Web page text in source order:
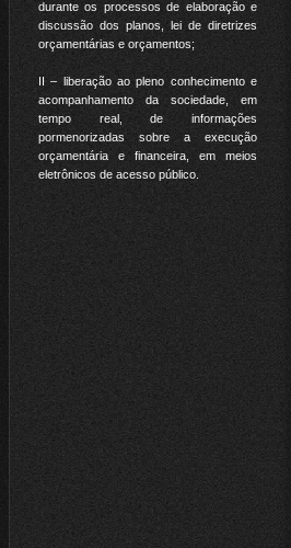
durante os processos de elaboração e
discussão dos planos, lei de diretrizes
orçamentárias e orçamentos;
II – liberação ao pleno conhecimento e
acompanhamento da sociedade, em
tempo real, de informações
pormenorizadas sobre a execução
orçamentária e financeira, em meios
eletrônicos de acesso público.